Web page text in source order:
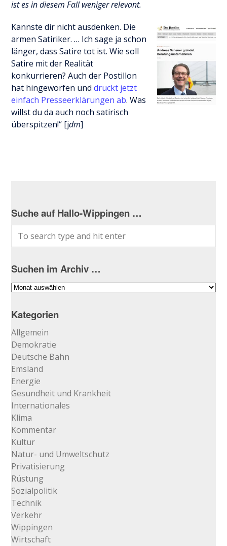
ist es in diesem Fall weniger relevant.
Kannste dir nicht ausdenken. Die
armen Satiriker. … Ich sage ja schon
länger, dass Satire tot ist. Wie soll
Satire mit der Realität
konkurrieren? Auch der Postillon
hat hingeworfen unddruckt jetzt
einfach Presseerklärungen ab. Was
willst du da auch noch satirisch
überspitzen!“ [jdm]
Suche auf Hallo-Wippingen …
Suchen im Archiv …
Suchen
Archiv
Kategorien
Allgemein
Demokratie
Deutsche Bahn
Emsland
Energie
Gesundheit und Krankheit
Internationales
Klima
Kommentar
Kultur
Natur- und Umweltschutz
Privatisierung
Rüstung
Sozialpolitik
Technik
Verkehr
Wippingen
Wirtschaft